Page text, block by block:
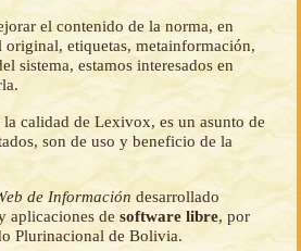
el contenido de la norma, en
etiquetas, metainformación,
sistema, estamos interesados en
calidad de Lexivox, es un asunto de
son de uso y beneficio de la
de Información desarrollado
aplicaciones desoftware libre, por
Plurinacional de Bolivia.